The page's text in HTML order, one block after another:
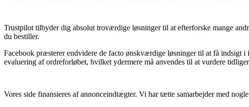
Trustpilot tilbyder dig absolut troværdige løsninger til at efterforske mange
du bestiller.
Facebook præsterer endvidere de facto ønskværdige løsninger til at få indsigt
evaluering af ordreforløbet, hvilket ydermere må anvendes til at vurdere
Vores side finansieres af annonceindtægter. Vi har tætte samarbejder med